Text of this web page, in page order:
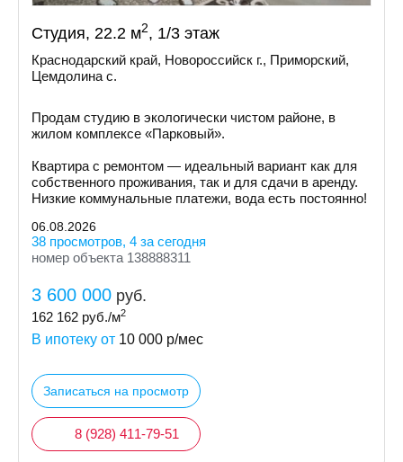
Студия, 22.2 м2, 1/3 этаж
Краснодарский край, Новороссийск г., Приморский,
Цемдолина с.
Продам студию в экологически чистом районе, в
жилом комплексе «Парковый».
Квартира с ремонтом — идеальный вариант как для
собственного проживания, так и для сдачи в аренду.
Низкие коммунальные платежи, вода есть постоянно!
06.08.2026
38 просмотров, 4 за сегодня
номер объекта 138888311
3 600 000 руб.
162 162 руб./м2
В ипотеку от 10 000 р/мес
Записаться на просмотр
8 (928) 411-79-51